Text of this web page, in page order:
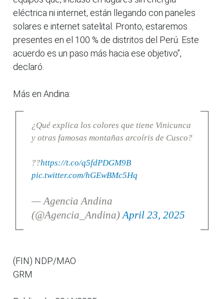
eléctrica ni internet, están llegando con paneles
solares e internet satelital. Pronto, estaremos
presentes en el 100 % de distritos del Perú. Este
acuerdo es un paso más hacia ese objetivo”,
declaró.
Más en Andina:
¿Qué explica los colores que tiene Vinicunca
y otras famosas montañas arcoíris de Cusco?
??https://t.co/q5fdPDGM9B
pic.twitter.com/hGEwBMc5Hq
— Agencia Andina
(@Agencia_Andina)April 23, 2025
(FIN) NDP/MAO
GRM